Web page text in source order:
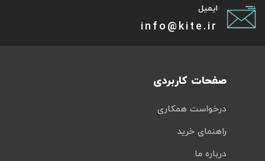
ایمیل
info@kite.ir
صفحات کاربردی
درخواست همکاری
راهنمای خرید
درباره ما